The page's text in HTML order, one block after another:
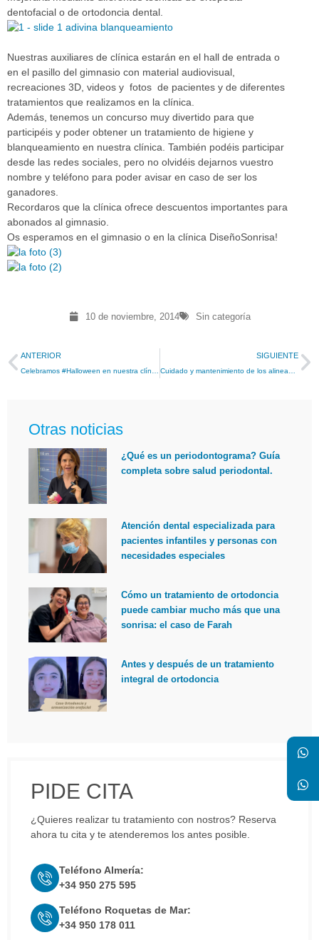
dentofacial o de ortodoncia dental.
Nuestras auxiliares de clínica estarán en el hall de entrada o
en el pasillo del gimnasio con material audiovisual,
recreaciones 3D, videos y fotos de pacientes y de diferentes
tratamientos que realizamos en la clínica.
Además, tenemos un concurso muy divertido para que
participéis y poder obtener un tratamiento de higiene y
blanqueamiento en nuestra clínica. También podéis participar
desde las redes sociales, pero no olvidéis dejarnos vuestro
nombre y teléfono para poder avisar en caso de ser los
ganadores.
Recordaros que la clínica ofrece descuentos importantes para
abonados al gimnasio.
Os esperamos en el gimnasio o en la clínica DiseñoSonrisa!
10 de noviembre, 2014 Sin categoría
ANTERIOR
Celebramos #Halloween en nuestra clínica de Roquetas de Mar
SIGUIENTE
Cuidado y mantenimiento de los alineadores invisibles Invisalign.
Otras noticias
¿Qué es un periodontograma? Guía
completa sobre salud periodontal.
Atención dental especializada para
pacientes infantiles y personas con
necesidades especiales
Cómo un tratamiento de ortodoncia
puede cambiar mucho más que una
sonrisa: el caso de Farah
Antes y después de un tratamiento
integral de ortodoncia
PIDE CITA
¿Quieres realizar tu tratamiento con nostros? Reserva
ahora tu cita y te atenderemos los antes posible.
Teléfono Almería:
+34 950 275 595
Teléfono Roquetas de Mar:
+34 950 178 011